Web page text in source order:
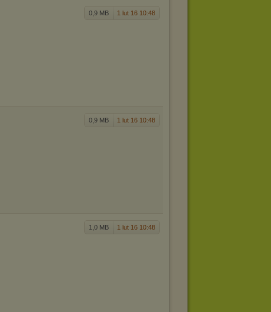
0,9 MB 1 lut 16 10:48
0,9 MB 1 lut 16 10:48
1,0 MB 1 lut 16 10:48